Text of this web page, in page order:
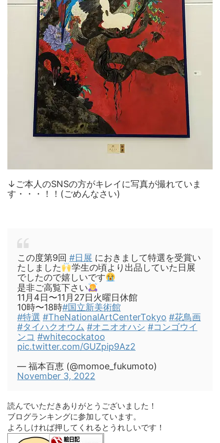
↓ご本人のSNSの方がキレイに写真が撮れていま
す・・・！！(ごめんなさい)
この度第9回 #日展 におきまして特選を受賞い
たしました
学生の頃より出品していた日展
でしたので嬉しいです
是非ご高覧下さい
11月4日〜11月27日火曜日休館
10時〜18時#国立新美術館
#特選 #TheNationalArtCenterTokyo #花鳥画
#タイハクオウム #オニオオハシ #コンゴウイ
ンコ #whitecockatoo
pic.twitter.com/GUZpip9Az2
— 福本百恵 (@momoe_fukumoto)
November 3, 2022
読んでいただきありがとうございました！
ブログランキングに参加しています。
よろしければ押してくれるとうれしいです！